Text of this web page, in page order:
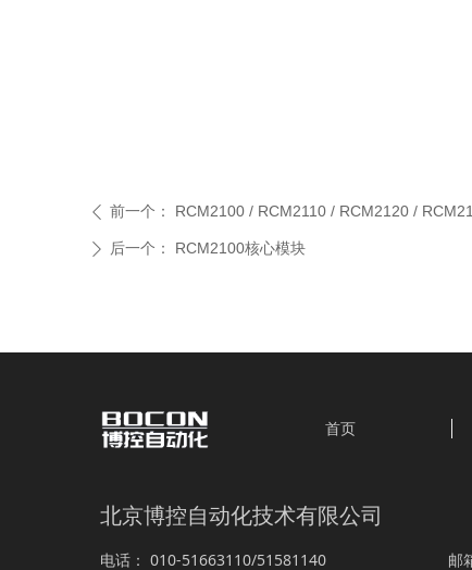
ꄴ 前一个： RCM2100 / RCM2110 / RCM2120 /
ꄲ 后一个： RCM2100核心模块
首页
北京博控自动化技术有限公司
电话： 010-51663110/51581140 邮